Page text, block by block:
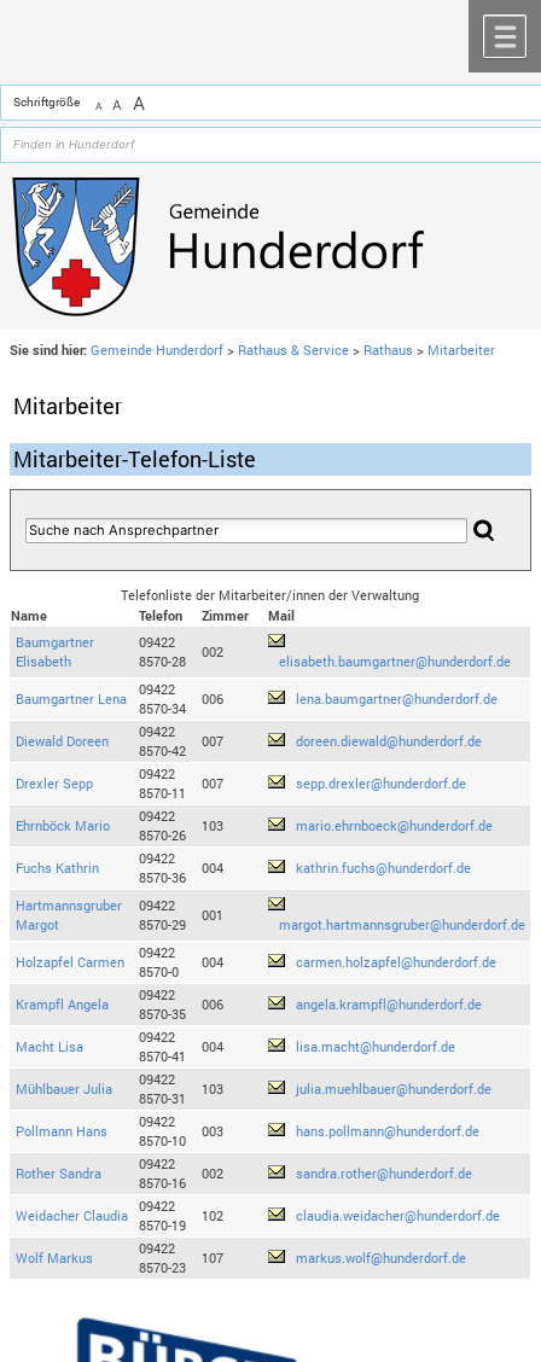
Schriftgröße A A A
Sie sind hier: Gemeinde Hunderdorf > Rathaus & Service > Rathaus > Mitarbeiter
Mitarbeiter
Mitarbeiter-Telefon-Liste
Telefonliste der Mitarbeiter/innen der Verwaltung
Name
Telefon Zimmer
Mail
Baumgartner
Elisabeth
09422
8570-28
002
elisabeth.baumgartner@hunderdorf.de
Baumgartner Lena
09422
8570-34
006 lena.baumgartner@hunderdorf.de
Diewald Doreen
09422
8570-42
007 doreen.diewald@hunderdorf.de
Drexler Sepp
09422
8570-11
007 sepp.drexler@hunderdorf.de
Ehrnböck Mario
09422
8570-26
103 mario.ehrnboeck@hunderdorf.de
Fuchs Kathrin
09422
8570-36
004 kathrin.fuchs@hunderdorf.de
Hartmannsgruber
Margot
09422
8570-29
001
margot.hartmannsgruber@hunderdorf.de
Holzapfel Carmen
09422
8570-0
004 carmen.holzapfel@hunderdorf.de
Krampfl Angela
09422
8570-35
006 angela.krampfl@hunderdorf.de
Macht Lisa
09422
8570-41
004 lisa.macht@hunderdorf.de
Mühlbauer Julia
09422
8570-31
103 julia.muehlbauer@hunderdorf.de
Pollmann Hans
09422
8570-10
003 hans.pollmann@hunderdorf.de
Rother Sandra
09422
8570-16
002 sandra.rother@hunderdorf.de
Weidacher Claudia
09422
8570-19
102 claudia.weidacher@hunderdorf.de
Wolf Markus
09422
8570-23
107 markus.wolf@hunderdorf.de